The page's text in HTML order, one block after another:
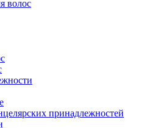
волос
принадлежностей